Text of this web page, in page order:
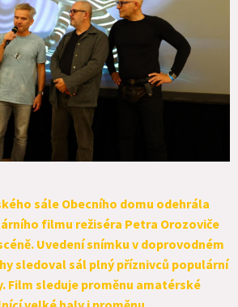
sále Obecního domu odehrála
filmu režiséra Petra Orozoviče
Uvedení snímku v doprovodném
sledoval sál plný příznivců populární
Film sleduje proměnu amatérské